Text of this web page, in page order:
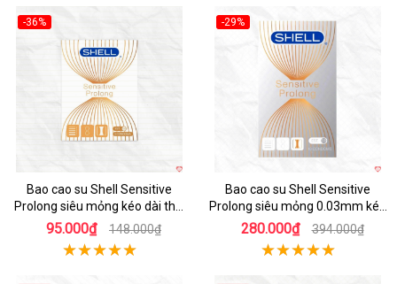
-36%
Bao cao su Shell Sensitive
Prolong siêu mỏng kéo dài thời
gian hộp 3 cái
95.000₫ 148.000₫
-29%
Bao cao su Shell Sensitive
Prolong siêu mỏng 0.03mm kéo
dài thời gian
280.000₫ 394.000₫